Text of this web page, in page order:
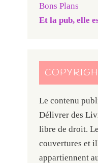
Bons Plans
Et la pub, elle
Le contenu
Délivrer des
libre de droit.
couvertures et
appartiennent